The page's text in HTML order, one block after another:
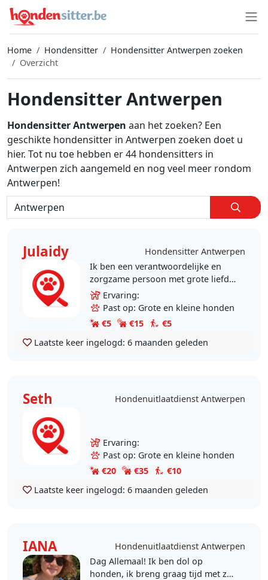
Home Hondensitter
Hondensitter Antwerpen zoeken
Overzicht
Hondensitter Antwerpen
Hondensitter Antwerpen aan het zoeken? Een
geschikte hondensitter in Antwerpen zoeken doet u
hier. Tot nu toe hebben er 44 hondensitters in
Antwerpen zich aangemeld en nog veel meer rondom
Antwerpen!
Julaidy
Hondensitter Antwerpen
Ik ben een verantwoordelijke en
zorgzame persoon met grote liefde
voor honden. Ik heb geduld, ben
oplettend en vind het belangrijk
dat een hond zich..
Ervaring:
Past op: Grote en kleine honden
€5
€15
€5
Laatste keer ingelogd: 6 maanden geleden
Seth Hondenuitlaatdienst Antwerpen
Ervaring:
Past op: Grote en kleine honden
€20
€35
€10
Laatste keer ingelogd: 6 maanden geleden
IANA
Hondenuitlaatdienst Antwerpen
Dag Allemaal! Ik ben dol op
honden, ik breng graag tijd met ze